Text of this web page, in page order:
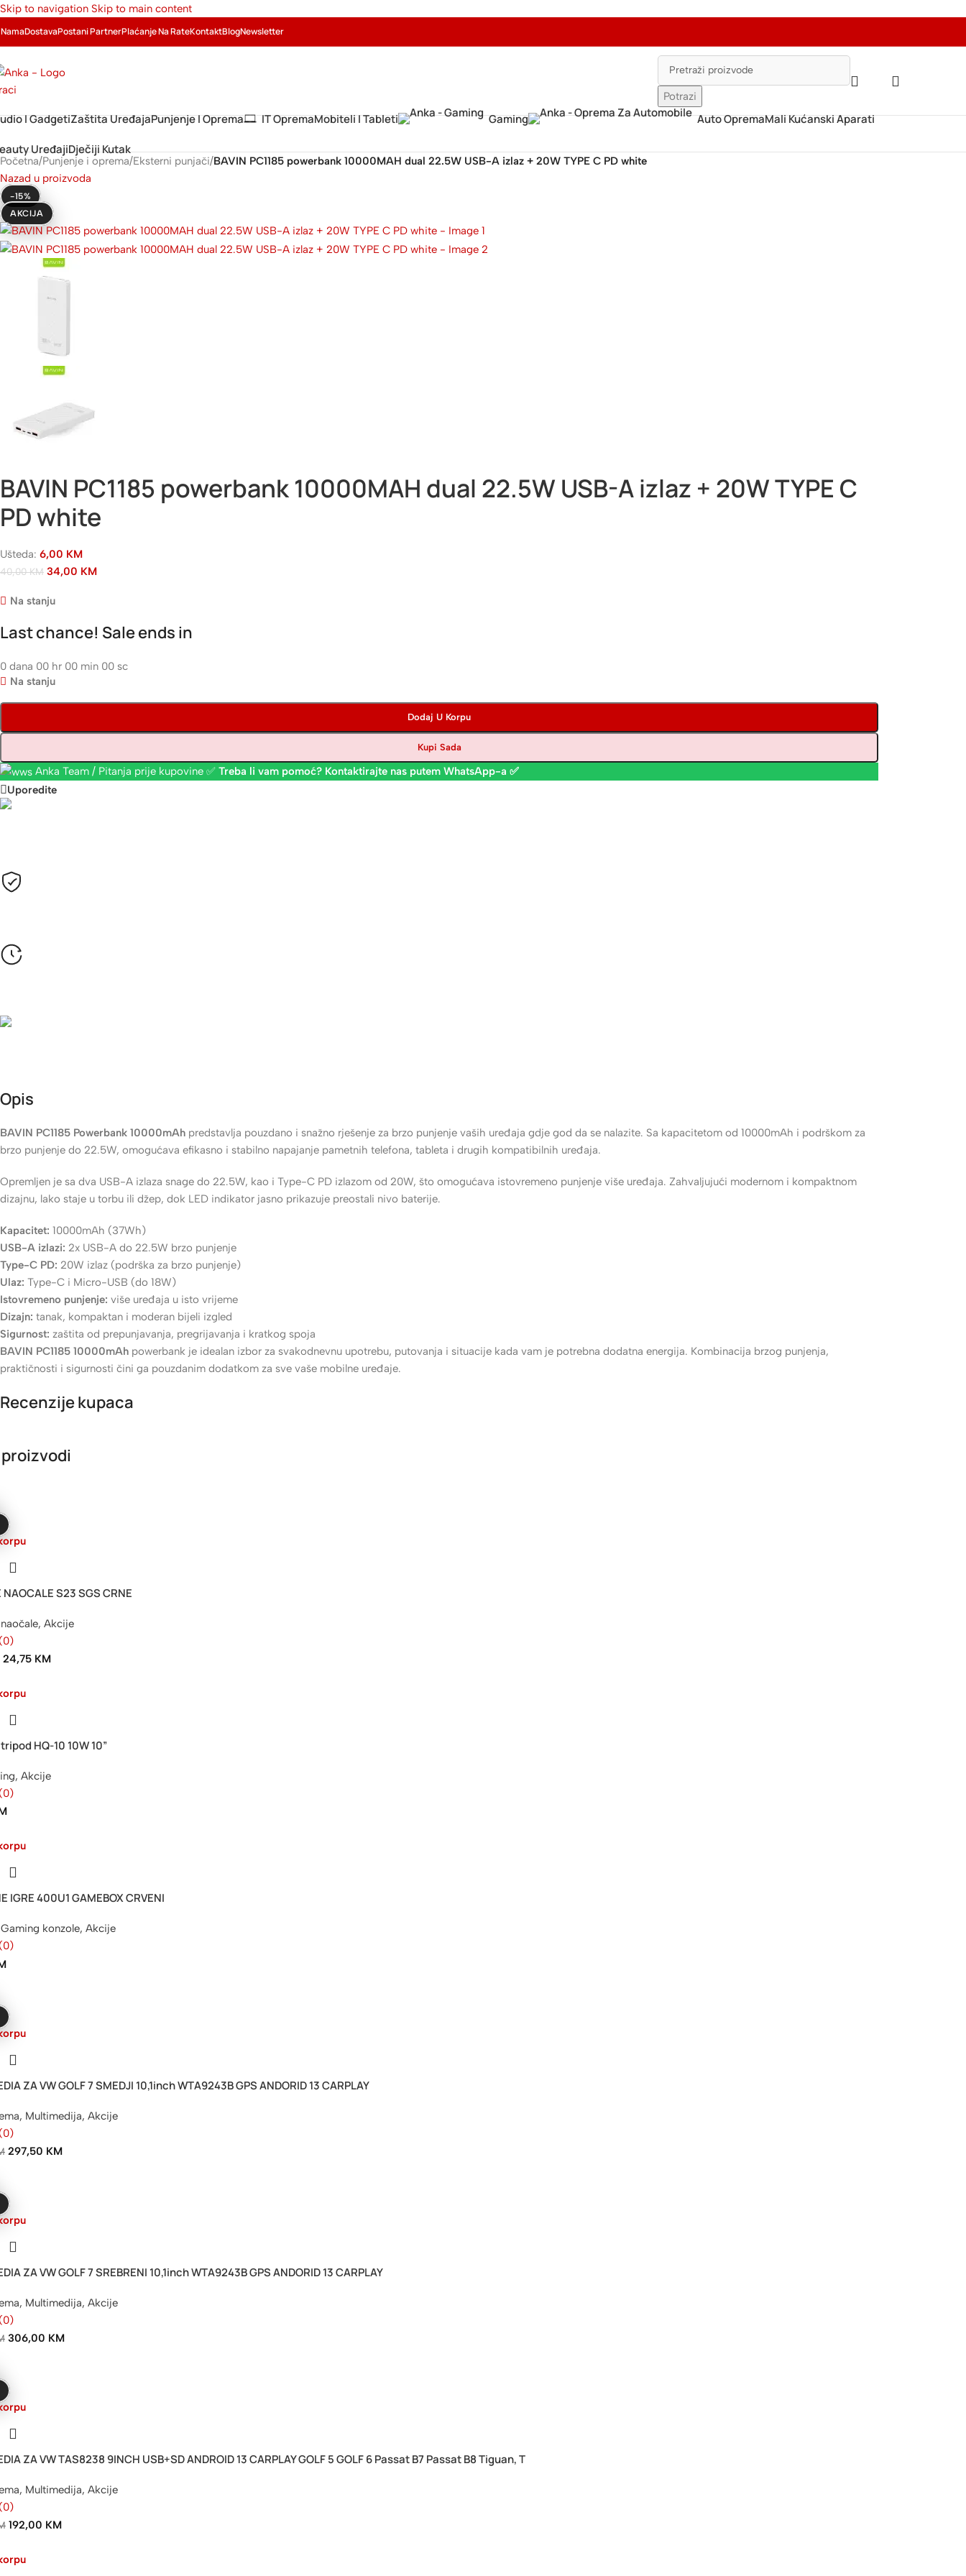
Skip to navigation Skip to main content
DostavaPostani PartnerPlaćanje Na RateKontaktBlogNewsletter
Potrazi
I GadgetiZaštita UređajaPunjenje I Oprema IT OpremaMobiteli I Tableti Gaming Auto OpremaMali Kućanski Aparati
UređajiDječiji Kutak
Početna/Punjenje i oprema/Eksterni punjači/BAVIN PC1185 powerbank 10000MAH dual 22.5W USB-A izlaz + 20W TYPE C PD white
Nazad u proizvoda
-15%
AKCIJA
BAVIN PC1185 powerbank 10000MAH dual 22.5W USB-A izlaz + 20W TYPE C
PD white
Ušteda: 6,00 KM
40,00KM 34,00 KM
Na stanju
Last chance! Sale ends in
0 dana 00 hr 00 min 00 sc
Na stanju
Dodaj U Korpu
Kupi Sada
Anka Team / Pitanja prije kupovine ✅ Treba li vam pomoć? Kontaktirajte nas putem WhatsApp-a ✅
Uporedite
Opis
BAVIN PC1185 Powerbank 10000mAh predstavlja pouzdano i snažno rješenje za brzo punjenje vaših uređaja gdje god da se nalazite. Sa kapacitetom od 10000mAh i podrškom za
brzo punjenje do 22.5W, omogućava efikasno i stabilno napajanje pametnih telefona, tableta i drugih kompatibilnih uređaja.
Opremljen je sa dva USB-A izlaza snage do 22.5W, kao i Type-C PD izlazom od 20W, što omogućava istovremeno punjenje više uređaja. Zahvaljujući modernom i kompaktnom
dizajnu, lako staje u torbu ili džep, dok LED indikator jasno prikazuje preostali nivo baterije.
Kapacitet: 10000mAh (37Wh)
USB-A izlazi: 2x USB-A do 22.5W brzo punjenje
Type-C PD: 20W izlaz (podrška za brzo punjenje)
Ulaz: Type-C i Micro-USB (do 18W)
Istovremeno punjenje: više uređaja u isto vrijeme
Dizajn: tanak, kompaktan i moderan bijeli izgled
Sigurnost: zaštita od prepunjavanja, pregrijavanja i kratkog spoja
BAVIN PC1185 10000mAh powerbank je idealan izbor za svakodnevnu upotrebu, putovanja i situacije kada vam je potrebna dodatna energija. Kombinacija brzog punjenja,
praktičnosti i sigurnosti čini ga pouzdanim dodatkom za sve vaše mobilne uređaje.
Recenzije kupaca
NAOCALE S23 SGS CRNE
, Akcije
24,75 KM
HQ-10 10W 10”
, Akcije
IGRE 400U1 GAMEBOX CRVENI
Gaming konzole, Akcije
ZA VW GOLF 7 SMEDJI 10,1inch WTA9243B GPS ANDORID 13 CARPLAY
, Multimedija, Akcije
297,50 KM
ZA VW GOLF 7 SREBRENI 10,1inch WTA9243B GPS ANDORID 13 CARPLAY
, Multimedija, Akcije
306,00 KM
ZA VW TAS8238 9INCH USB+SD ANDROID 13 CARPLAY GOLF 5 GOLF 6 Passat B7 Passat B8 Tiguan, T
, Multimedija, Akcije
192,00 KM